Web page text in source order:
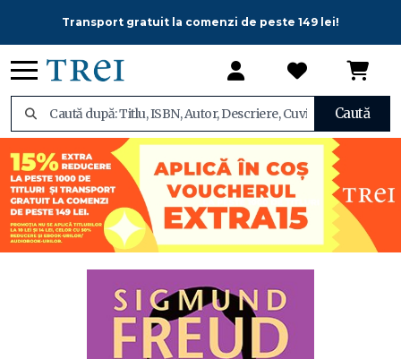
Transport gratuit la comenzi de peste 149 lei!
Caută